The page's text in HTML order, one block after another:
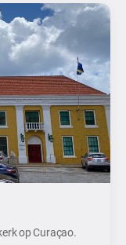
op Curaçao.